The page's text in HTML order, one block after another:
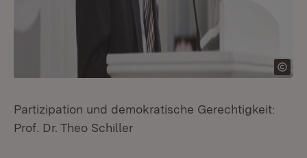
Partizipation und demokratische Gerechtigkeit:
Prof. Dr. Theo Schiller